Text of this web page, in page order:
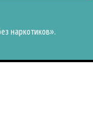
наркотиков».